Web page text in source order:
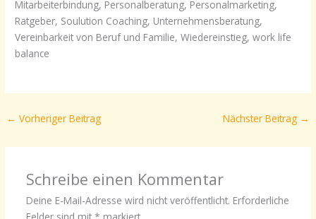
Mitarbeiterbindung, Personalberatung, Personalmarketing,
Ratgeber, Soulution Coaching, Unternehmensberatung,
Vereinbarkeit von Beruf und Familie, Wiedereinstieg, work life
balance
← Vorheriger Beitrag Nächster Beitrag →
Schreibe einen Kommentar
Deine E-Mail-Adresse wird nicht veröffentlicht. Erforderliche